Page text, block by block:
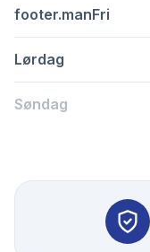
footer.manFri
Lørdag
Søndag